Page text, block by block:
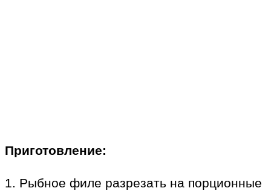
Приготовление:
1. Рыбное филе разрезать на порционные